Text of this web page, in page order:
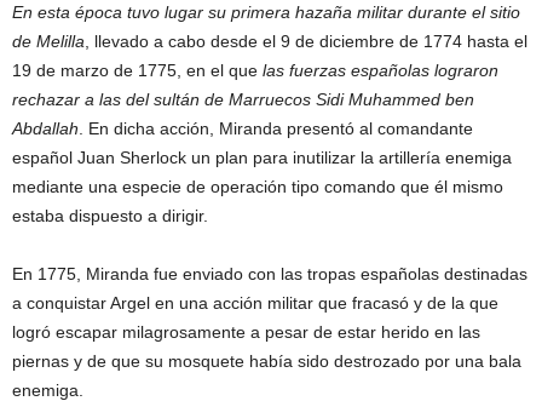
En esta época tuvo lugar su primera hazaña militar durante el sitio
de Melilla , llevado a cabo desde el 9 de diciembre de 1774 hasta el
19 de marzo de 1775, en el que las fuerzas españolas lograron
rechazar a las del sultán de Marruecos Sidi Muhammed ben
Abdallah . En dicha acción, Miranda presentó al comandante
español Juan Sherlock un plan para inutilizar la artillería enemiga
mediante una especie de operación tipo comando que él mismo
estaba dispuesto a dirigir.
En 1775, Miranda fue enviado con las tropas españolas destinadas
a conquistar Argel en una acción militar que fracasó y de la que
logró escapar milagrosamente a pesar de estar herido en las
piernas y de que su mosquete había sido destrozado por una bala
enemiga.